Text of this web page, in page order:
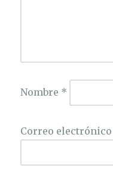
Nombre *
Correo electrónico